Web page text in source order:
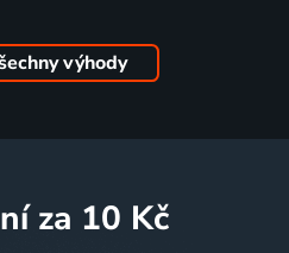
výhody
za 10 Kč